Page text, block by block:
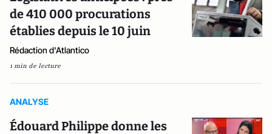
de 410 000 procurations
établies depuis le 10 juin
Rédaction d'Atlantico
1 min de lecture
ANALYSE
Édouard Philippe donne les